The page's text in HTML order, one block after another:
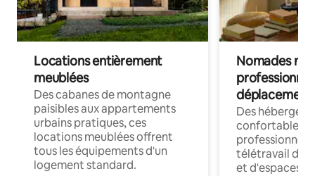
Locations entièrement
meublées
Des cabanes de montagne
paisibles aux appartements
urbains pratiques, ces
locations meublées offrent
tous les équipements d'un
logement standard.
Nomades
déplacement
Des
confortables
professionnels
télétravail
et d'espaces